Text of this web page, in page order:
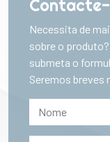
Necessita de
sobre o
submeta o
Seremos breves